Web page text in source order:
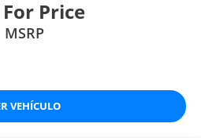
Price
MSRP
VEHÍCULO